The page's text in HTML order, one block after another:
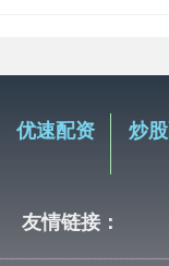
优速配资
炒
友情链接：